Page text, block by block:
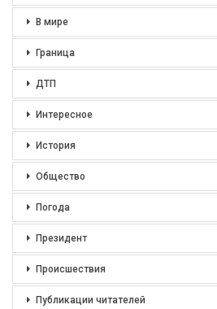
В мире
Граница
ДТП
Интересное
История
Общество
Погода
Президент
Происшествия
Публикации читателей